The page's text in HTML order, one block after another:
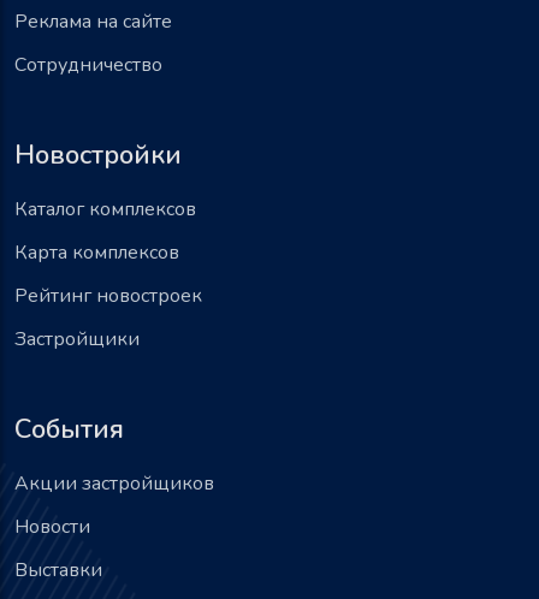
Реклама на сайте
Сотрудничество
Новостройки
Каталог комплексов
Карта комплексов
Рейтинг новостроек
Застройщики
События
Акции застройщиков
Новости
Выставки